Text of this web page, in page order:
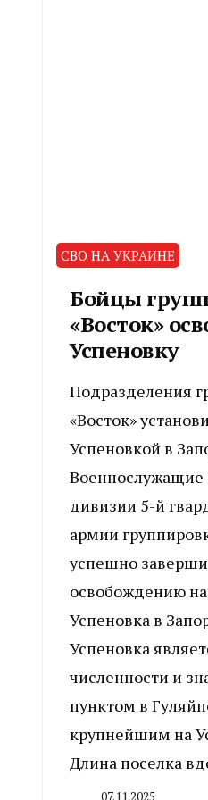
СВО НА УКРАИНЕ
Бойцы
«Восток»
Успеновку
Подразделения
«Восток»
Успеновкой в
Военнослужащие
дивизии 5-й
армии
успешно
освобождению
Успеновка в
Успеновка
численности и
пунктом в
крупнейшим на
Длина поселка
07.11.2025